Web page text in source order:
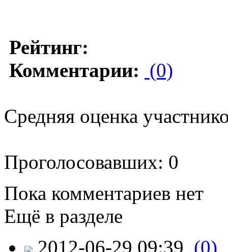
Рейтинг:
Комментарии: (0)
Средняя оценка
Проголосовавших: 0
Пока комментариев нет
Ещё в разделе
2012-06-29 09:39 (0)